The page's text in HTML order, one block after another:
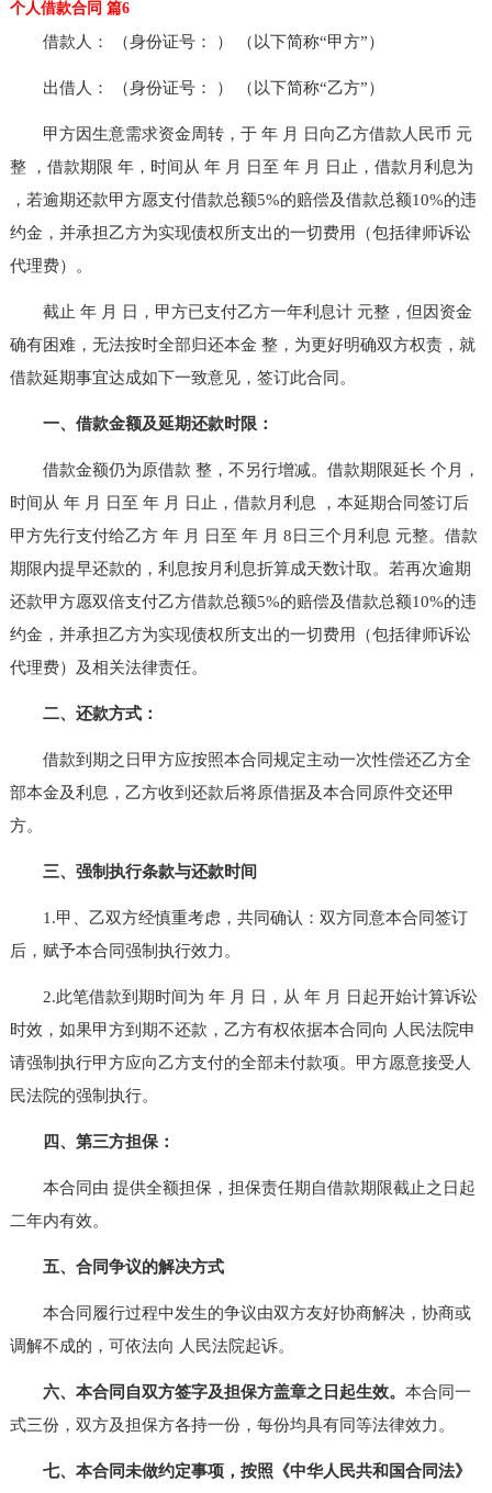
个人借款合同 篇6
借款人： （身份证号： ） （以下简称“甲方”）
出借人： （身份证号： ） （以下简称“乙方”）
甲方因生意需求资金周转，于 年 月 日向乙方借款人民币 元
整 ，借款期限 年，时间从 年 月 日至 年 月 日止，借款月利息为
，若逾期还款甲方愿支付借款总额5%的赔偿及借款总额10%的违
约金，并承担乙方为实现债权所支出的一切费用（包括律师诉讼
代理费）。
截止 年 月 日，甲方已支付乙方一年利息计 元整，但因资金
确有困难，无法按时全部归还本金 整，为更好明确双方权责，就
借款延期事宜达成如下一致意见，签订此合同。
一、借款金额及延期还款时限：
借款金额仍为原借款 整，不另行增减。借款期限延长 个月，
时间从 年 月 日至 年 月 日止，借款月利息 ，本延期合同签订后
甲方先行支付给乙方 年 月 日至 年 月 8日三个月利息 元整。借款
期限内提早还款的，利息按月利息折算成天数计取。若再次逾期
还款甲方愿双倍支付乙方借款总额5%的赔偿及借款总额10%的违
约金，并承担乙方为实现债权所支出的一切费用（包括律师诉讼
代理费）及相关法律责任。
二、还款方式：
借款到期之日甲方应按照本合同规定主动一次性偿还乙方全
部本金及利息，乙方收到还款后将原借据及本合同原件交还甲
方。
三、强制执行条款与还款时间
1.甲、乙双方经慎重考虑，共同确认：双方同意本合同签订
后，赋予本合同强制执行效力。
2.此笔借款到期时间为 年 月 日，从 年 月 日起开始计算诉讼
时效，如果甲方到期不还款，乙方有权依据本合同向 人民法院申
请强制执行甲方应向乙方支付的全部未付款项。甲方愿意接受人
民法院的强制执行。
四、第三方担保：
本合同由 提供全额担保，担保责任期自借款期限截止之日起
二年内有效。
五、合同争议的解决方式
本合同履行过程中发生的争议由双方友好协商解决，协商或
调解不成的，可依法向 人民法院起诉。
六、本合同自双方签字及担保方盖章之日起生效。 本合同一
式三份，双方及担保方各持一份，每份均具有同等法律效力。
七、本合同未做约定事项，按照《中华人民共和国合同法》